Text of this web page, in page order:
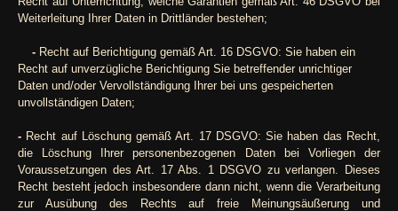
Weiterleitung Ihrer Daten in Drittländer bestehen;
- Recht auf Berichtigung gemäß Art. 16 DSGVO: Sie haben ein
Recht auf unverzügliche Berichtigung Sie betreffender unrichtiger
Daten und/oder Vervollständigung Ihrer bei uns gespeicherten
unvollständigen Daten;
- Recht auf Löschung gemäß Art. 17 DSGVO: Sie haben das Recht,
die Löschung Ihrer personenbezogenen Daten bei Vorliegen der
Voraussetzungen des Art. 17 Abs. 1 DSGVO zu verlangen. Dieses
Recht besteht jedoch insbesondere dann nicht, wenn die Verarbeitung
zur Ausübung des Rechts auf freie Meinungsäußerung und